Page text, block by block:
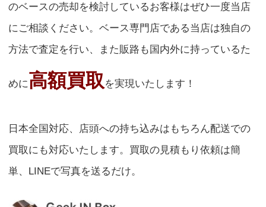
のベースの売却を検討しているお客様はぜひ一度当店
にご相談ください。ベース専門店である当店は独自の
方法で査定を行い、また販路も国内外に持っているた
めに高額買取 を実現いたします！
日本全国対応、店頭への持ち込みはもちろん配送での
買取にも対応いたします。買取の見積もり依頼は簡
単、LINEで写真を送るだけ。